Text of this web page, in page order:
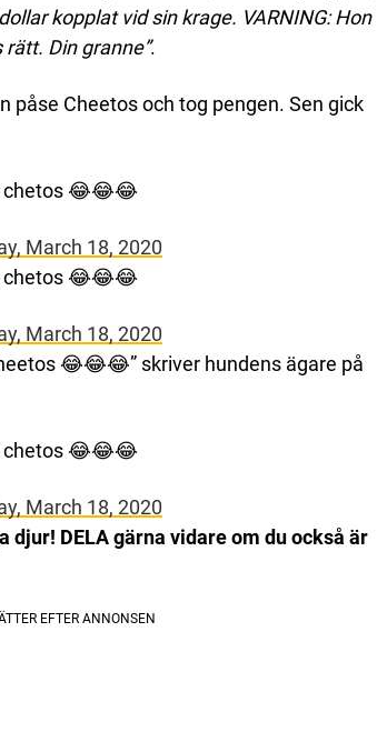
kopplat vid sin krage. VARNING: Hon
Din granne”.
påse Cheetos och tog pengen. Sen gick
chetos 😂😂😂
March 18, 2020
chetos 😂😂😂
March 18, 2020
😂😂😂” skriver hundens ägare på
chetos 😂😂😂
March 18, 2020
DELA gärna vidare om du också är